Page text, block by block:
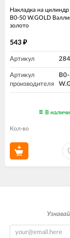
Накладка на цилиндр
B0-50 W.GOLD
золото
543 ₽
Артикул
Артикул
производителя
В
Кол-во